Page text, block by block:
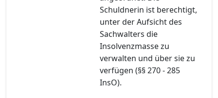
Schuldnerin ist berechtigt,
unter der Aufsicht des
Sachwalters die
Insolvenzmasse zu
verwalten und über sie zu
verfügen (§§ 270 - 285
InsO).